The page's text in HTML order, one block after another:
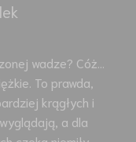
wadze? Cóż…
To prawda,
krągłych i
a dla